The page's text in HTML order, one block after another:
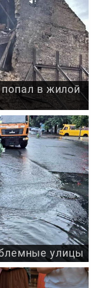
в жилой
улицы